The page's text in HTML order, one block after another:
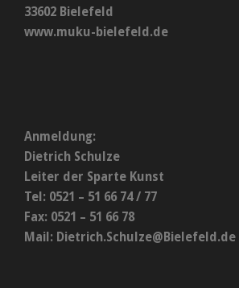
33602 Bielefeld
www.muku-bielefeld.de
Anmeldung:
Dietrich Schulze
Leiter der Sparte Kunst
Tel: 0521 – 51 66 74 / 77
Fax: 0521 – 51 66 78
Mail: Dietrich.Schulze@Bielefeld.de